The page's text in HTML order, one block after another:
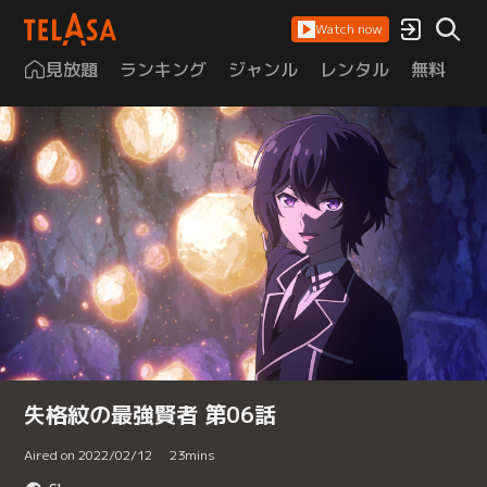
Watch now
見放題 ランキング ジャンル レンタル 無料
失格紋の最強賢者 第06話
Aired on 2022/02/12 23mins